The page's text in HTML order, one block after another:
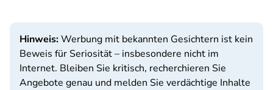
Hinweis:Werbung mit bekannten Gesichtern ist kein
Beweis für Seriosität – insbesondere nicht im
Internet. Bleiben Sie kritisch, recherchieren Sie
Angebote genau und melden Sie verdächtige Inhalte